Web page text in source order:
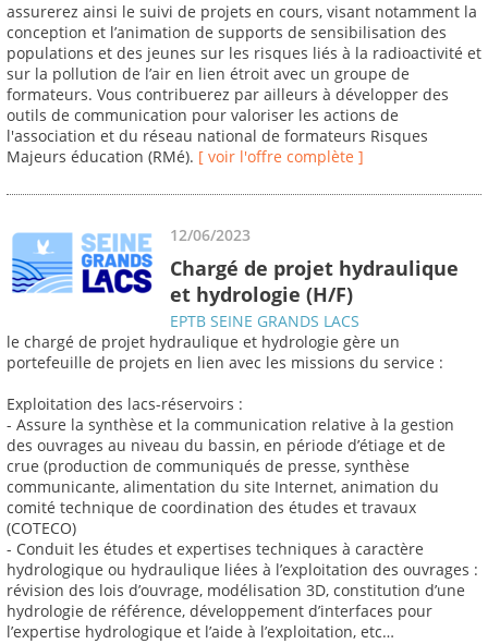
assurerez ainsi le suivi de projets en cours, visant notamment la
conception et l’animation de supports de sensibilisation des
populations et des jeunes sur les risques liés à la radioactivité et
sur la pollution de l’air en lien étroit avec un groupe de
formateurs. Vous contribuerez par ailleurs à développer des
outils de communication pour valoriser les actions de
l'association et du réseau national de formateurs Risques
Majeurs éducation (RMé). [ voir l'offre complète ]
12/06/2023
Chargé de projet hydraulique
et hydrologie (H/F)
EPTB SEINE GRANDS LACS
le chargé de projet hydraulique et hydrologie gère un
portefeuille de projets en lien avec les missions du service :
Exploitation des lacs-réservoirs :
- Assure la synthèse et la communication relative à la gestion
des ouvrages au niveau du bassin, en période d’étiage et de
crue (production de communiqués de presse, synthèse
communicante, alimentation du site Internet, animation du
comité technique de coordination des études et travaux
(COTECO)
- Conduit les études et expertises techniques à caractère
hydrologique ou hydraulique liées à l’exploitation des ouvrages :
révision des lois d’ouvrage, modélisation 3D, constitution d’une
hydrologie de référence, développement d’interfaces pour
l’expertise hydrologique et l’aide à l’exploitation, etc…